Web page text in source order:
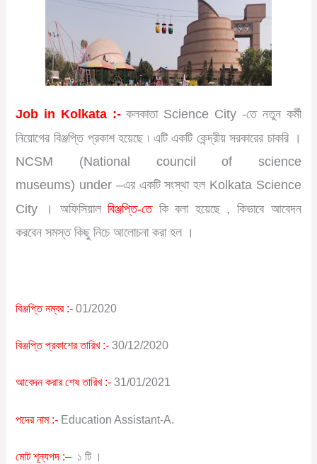
Job in Kolkata :- কলকাতা Science City -তে নতুন কর্মী
নিয়োগের বিঞ্জপ্তি প্রকাশ হয়েছে ৷ এটি একটি কেন্দ্রীয় সরকারের চাকরি ।
NCSM (National council of science
museums) under –এর একটি সংস্থা হল Kolkata Science
City । অফিসিয়ালবিঞ্জপ্তি-তেকি বলা হয়েছে , কিভাবে আবেদন
করবেন সমস্ত কিছু নিচে আলোচনা করা হল ।
বিঞ্জপ্তি নম্বর :- 01/2020
বিঞ্জপ্তিপ্রকাশের তারিখ :- 30/12/2020
আবেদন করার শেষ তারিখ :-31/01/2021
পদের নাম :- Education Assistant-A.
মোট শূন্যপদ :– ১ টি ।